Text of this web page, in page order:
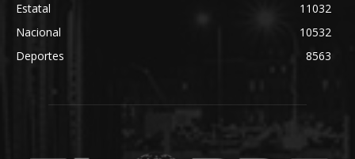
Estatal
11032
Nacional
10532
Deportes
8563